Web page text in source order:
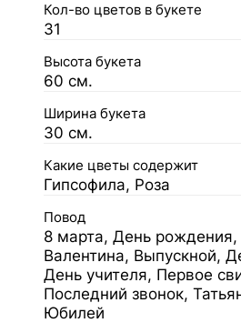
Кол-во цветов в букете
31
Высота букета
60 см.
Ширина букета
30 см.
Какие цветы содержит
Гипсофила, Роза
Повод
8 марта, День рождения,
Валентина, Выпускной,
День учителя, Первое
Последний звонок,
Юбилей